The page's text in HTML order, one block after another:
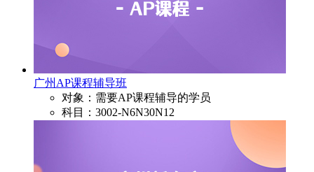
广州AP课程辅导班
对象：需要AP课程辅导的学员
科目：3002-N6N30N12